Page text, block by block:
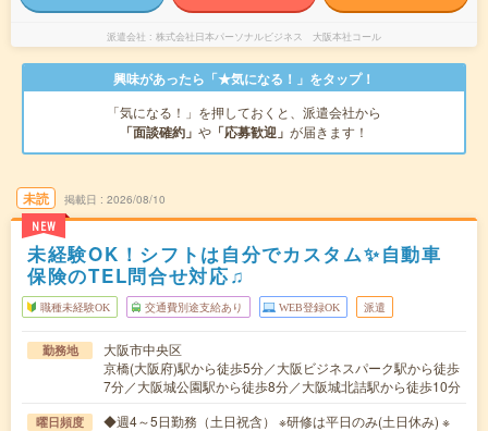
派遣会社 株式会社日本パーソナルビジネス 大阪本社コール
興味があったら「★気になる！」をタップ！
「気になる！」を押しておくと、派遣会社から
「面談確約」 や 「応募歓迎」 が届きます！
未読
NEW
掲載日 2026/08/10
未経験OK！シフトは自分でカスタム✨自動車
保険のTEL問合せ対応♫
職種未経験OK 交通費別途支給あり WEB登録OK 派遣
勤務地
大阪市中央区
京橋(大阪府)駅から徒歩5分／大阪ビジネスパーク駅から徒歩
7分／大阪城公園駅から徒歩8分／大阪城北詰駅から徒歩10分
曜日頻度
◆週4～5日勤務（土日祝含） ※研修は平日のみ(土日休み) ※